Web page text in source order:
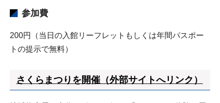
参加費
200円（当日の入館リーフレットもしくは年間パスポー
トの提示で無料）
さくらまつりを開催（外部サイトへリンク）